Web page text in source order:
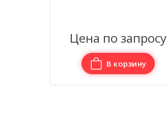
Цена по запросу
В корзину